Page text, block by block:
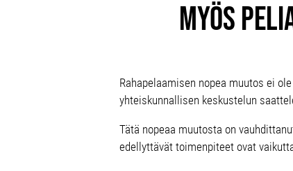
Myös
Rahapelaamisen nopea muutos ei
yhteiskunnallisen keskustelun
Tätä nopeaa muutosta on
edellyttävät toimenpiteet ovat